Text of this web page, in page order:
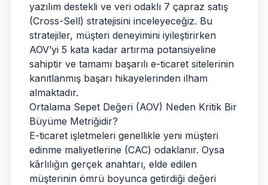
yazılım destekli ve veri odaklı 7 çapraz satış
(Cross-Sell) stratejisini inceleyeceğiz. Bu
stratejiler, müşteri deneyimini iyileştirirken
AOV’yi 5 kata kadar artırma potansiyeline
sahiptir ve tamamı başarılı e-ticaret sitelerinin
kanıtlanmış başarı hikayelerinden ilham
almaktadır.
Ortalama Sepet Değeri (AOV) Neden Kritik Bir
Büyüme Metriğidir?
E-ticaret işletmeleri genellikle yeni müşteri
edinme maliyetlerine (CAC) odaklanır. Oysa
kârlılığın gerçek anahtarı, elde edilen
müşterinin ömrü boyunca getirdiği değeri